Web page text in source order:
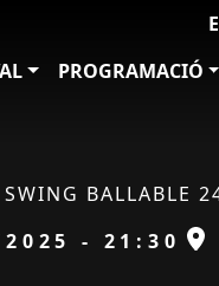
PROGRAMACIÓ
SWING BALLABLE
- 21:30